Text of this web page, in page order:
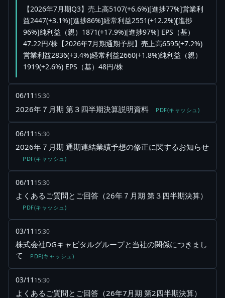
【2026年7月期Q3】売上高5107(+6.6%)[進捗77%]営業利
益2447(+3.1%)[進捗86%]経常利益2551(+12.2%)[進捗
96%]純利益（親）1871(+17.9%)[進捗97%] EPS（基）
47.22円/株【2026年7月期通期予想】売上高6595(+7.2%)
営業利益2836(+3.4%)経常利益2660(+1.8%)純利益（親）
1919(+2.6%) EPS（基）48円/株
06/11 15:30
2026年７月期 第３四半期決算説明資料 PDF(キャッシュ)
06/11 15:30
2026年７月期 通期連結業績予想の修正に関するお知らせ
PDF(キャッシュ)
06/11 15:30
よくあるご質問とご回答（26年７月期 第３四半期決算）
PDF(キャッシュ)
03/11 15:30
株式会社DGキャピタルグループと当社の関係につきまし
て
PDF(キャッシュ)
03/11 15:30
よくあるご質問とご回答（26年7月期 第2四半期決算）